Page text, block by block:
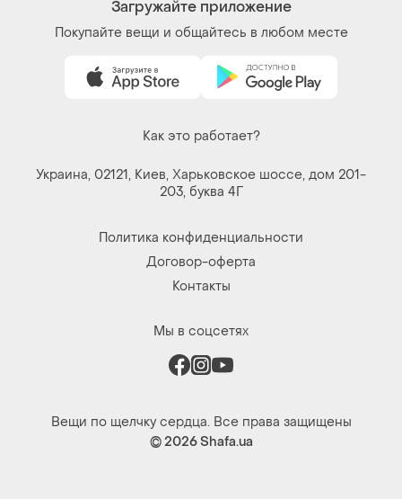
Загружайте приложение
Покупайте вещи и общайтесь в любом месте
Как это работает?
Украина, 02121, Киев, Харьковское шоссе, дом 201-
203, буква 4Г
Политика конфиденциальности
Договор-оферта
Контакты
Мы в соцсетях
Вещи по щелчку сердца. Все права защищены
© 2026Shafa.ua